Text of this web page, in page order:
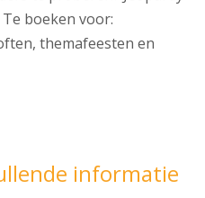
boeken voor:
themafeesten en
informatie